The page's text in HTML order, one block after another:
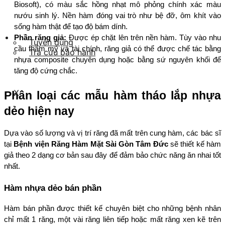
Tuyển dụng
Tra cứu bảo hành
X
Biosoft), có màu sắc hồng nhạt mô phỏng chính xác màu
nướu sinh lý. Nền hàm đóng vai trò như bệ đỡ, ôm khít vào
sống hàm thật để tạo độ bám dính.
Phần răng giả: Được ép chặt lên trên nền hàm. Tùy vào nhu
cầu thẩm mỹ và tài chính, răng giả có thể được chế tác bằng
nhựa composite chuyên dụng hoặc bằng sứ nguyên khối để
tăng độ cứng chắc.
Phân loại các mẫu hàm tháo lắp nhựa
dẻo hiện nay
Dựa vào số lượng và vị trí răng đã mất trên cung hàm, các bác sĩ
tại Bệnh viện Răng Hàm Mặt Sài Gòn Tâm Đức sẽ thiết kế hàm
giả theo 2 dạng cơ bản sau đây để đảm bảo chức năng ăn nhai tốt
nhất.
Hàm nhựa dẻo bán phần
Hàm bán phần được thiết kế chuyên biệt cho những bệnh nhân
chỉ mất 1 răng, một vài răng liên tiếp hoặc mất răng xen kẽ trên